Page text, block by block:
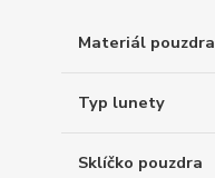
Materiál pouzdra
Typ lunety
Sklíčko pouzdra